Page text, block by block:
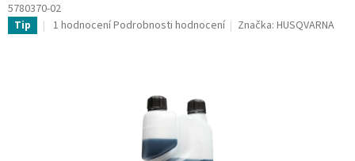
5780370-02
Tip
Průměrné
1 hodnoceníPodrobnosti hodnocení Značka:HUSQVARNA